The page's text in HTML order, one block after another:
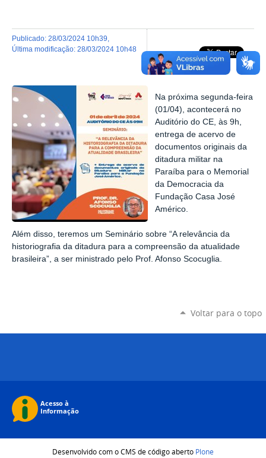
publicado: 28/03/2024 10h39
última modificação: 28/03/2024 10h48
Na próxima segunda-feira
(01/04), acontecerá no
Auditório do CE, às 9h,
entrega de acervo de
documentos originais da
ditadura militar na
Paraíba para o Memorial
da Democracia da
Fundação Casa José
Américo
Além disso, teremos um Seminário sobre “A relevância da
historiografia da ditadura para a compreensão da atualidade
brasileira”, a ser ministrado pelo Prof. Afonso Scocuglia.
Voltar para o topo
Desenvolvido com o CMS de código aberto Plone